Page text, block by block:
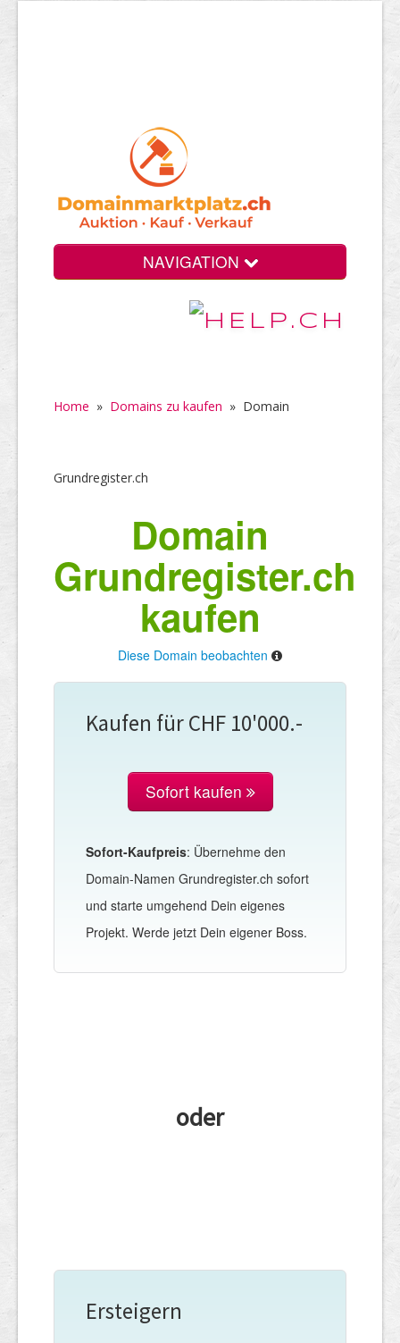
NAVIGATION
Home » Domains zu kaufen » Domain
Grundregister.ch
Domain
Grundregister.ch
kaufen
Diese Domain beobachten
Kaufen für CHF 10'000.-
Sofort kaufen
Sofort-Kaufpreis: Übernehme den
Domain-Namen Grundregister.ch sofort
und starte umgehend Dein eigenes
Projekt. Werde jetzt Dein eigener Boss.
oder
Ersteigern